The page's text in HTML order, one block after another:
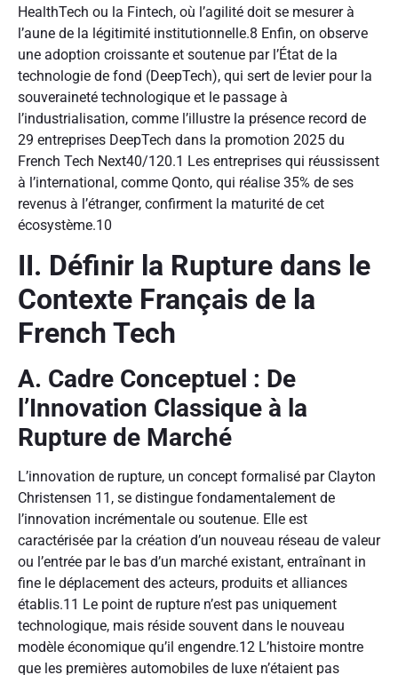
HealthTech ou la Fintech, où l’agilité doit se mesurer à
l’aune de la légitimité institutionnelle.8 Enfin, on observe
une adoption croissante et soutenue par l’État de la
technologie de fond (DeepTech), qui sert de levier pour la
souveraineté technologique et le passage à
l’industrialisation, comme l’illustre la présence record de
29 entreprises DeepTech dans la promotion 2025 du
French Tech Next40/120.1 Les entreprises qui réussissent
à l’international, comme Qonto, qui réalise 35% de ses
revenus à l’étranger, confirment la maturité de cet
écosystème.10
II. Définir la Rupture dans le
Contexte Français de la
French Tech
A. Cadre Conceptuel : De
l’Innovation Classique à la
Rupture de Marché
L’innovation de rupture, un concept formalisé par Clayton
Christensen 11 , se distingue fondamentalement de
l’innovation incrémentale ou soutenue. Elle est
caractérisée par la création d’un nouveau réseau de valeur
ou l’entrée par le bas d’un marché existant, entraînant in
fine le déplacement des acteurs, produits et alliances
établis.11 Le point de rupture n’est pas uniquement
technologique, mais réside souvent dans le nouveau
modèle économique qu’il engendre.12 L’histoire montre
que les premières automobiles de luxe n’étaient pas